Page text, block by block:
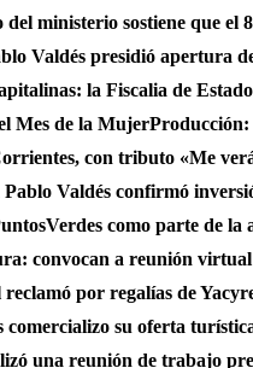
ministerio sostiene que el
Valdés presidió apertura
la Fiscalia de
Mes de la MujerProducción:
con tributo «Me
Valdés confirmó
como parte de la
convocan a reunión
por regalías de
su oferta
una reunión de trabajo